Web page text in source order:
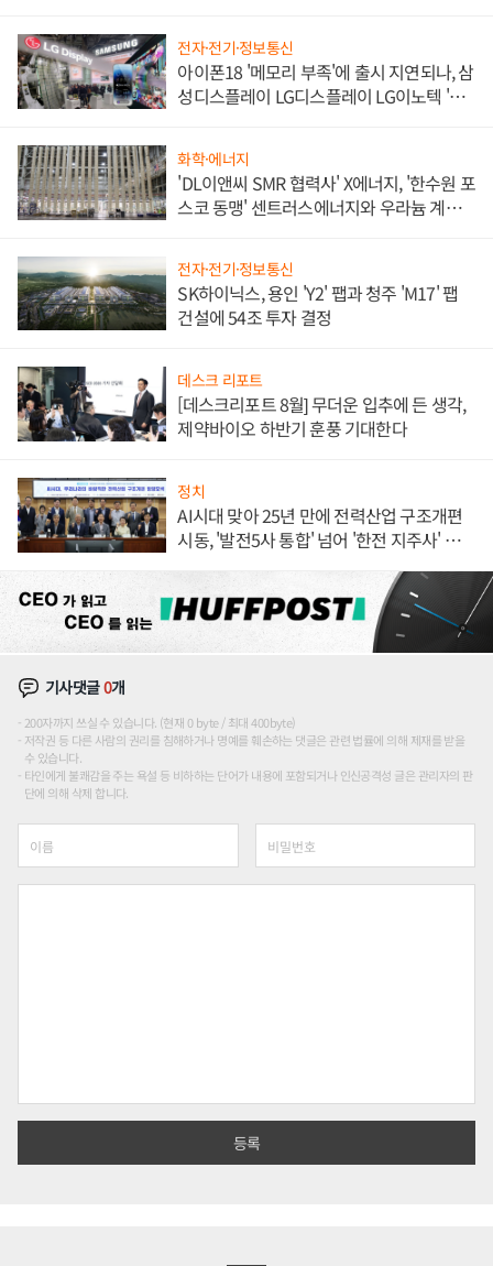
전자·전기·정보통신
아이폰18 '메모리 부족'에 출시 지연되나, 삼
성디스플레이 LG디스플레이 LG이노텍 '탈
화학·에너지
'DL이앤씨 SMR 협력사' X에너지, '한수원 포
스코 동맹' 센트러스에너지와 우라늄 계약
전자·전기·정보통신
SK하이닉스, 용인 'Y2' 팹과 청주 'M17' 팹
건설에 54조 투자 결정
데스크 리포트
[데스크리포트 8월] 무더운 입추에 든 생각,
제약바이오 하반기 훈풍 기대한다
정치
AI시대 맞아 25년 만에 전력산업 구조개편
시동, '발전5사 통합' 넘어 '한전 지주사' 재편
기사댓글0개
200자까지 쓰실 수 있습니다. (현재 0 byte / 최대 400byte)
저작권 등 다른 사람의 권리를 침해하거나 명예를 훼손하는 댓글은 관련 법률에 의해 제재를 받을
수 있습니다.
타인에게 불쾌감을 주는 욕설 등 비하하는 단어가 내용에 포함되거나 인신공격성 글은 관리자의 판
단에 의해 삭제 합니다.